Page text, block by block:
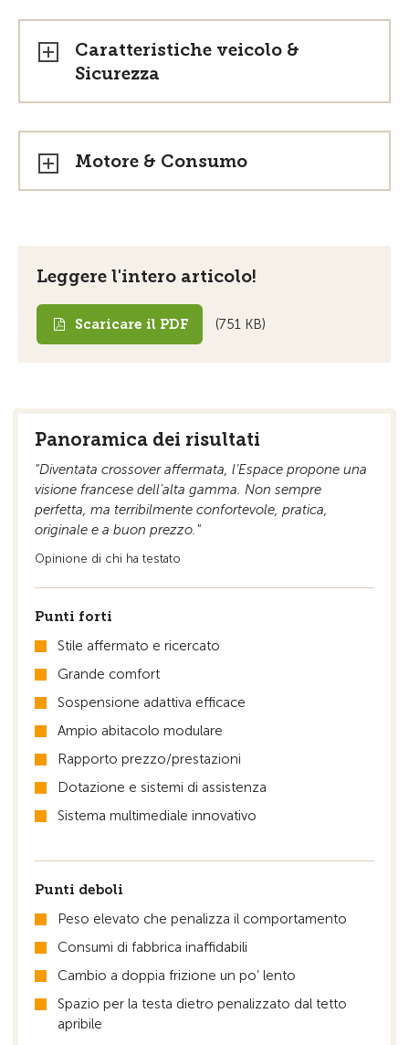
Caratteristiche veicolo &
Sicurezza
Motore & Consumo
Leggere l'intero articolo!
Scaricare il PDF (751 KB)
Panoramica dei risultati
"Diventata crossover affermata, l’Espace propone una
visione francese dell’alta gamma. Non sempre
perfetta, ma terribilmente confortevole, pratica,
originale e a buon prezzo."
Opinione di chi ha testato
Punti forti
Stile affermato e ricercato
Grande comfort
Sospensione adattiva efficace
Ampio abitacolo modulare
Rapporto prezzo/prestazioni
Dotazione e sistemi di assistenza
Sistema multimediale innovativo
Punti deboli
Peso elevato che penalizza il comportamento
Consumi di fabbrica inaffidabili
Cambio a doppia frizione un po’ lento
Spazio per la testa dietro penalizzato dal tetto
apribile